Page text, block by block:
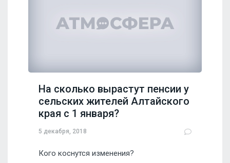
На сколько вырастут пенсии у
сельских жителей Алтайского
края с 1 января?
5 декабря, 2018
Кого коснутся изменения?